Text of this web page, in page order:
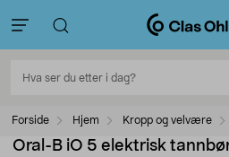
Forside Hjem Kropp og velvære
Oral-B iO 5 elektrisk